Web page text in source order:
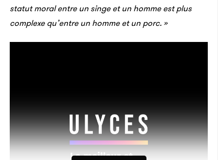
statut moral entre un singe et un homme est plus
complexe qu’entre un homme et un porc. »